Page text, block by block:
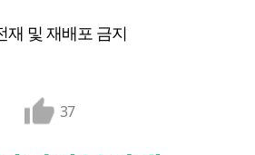
및 재배포 금지
37